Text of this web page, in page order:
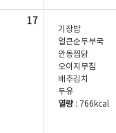
17
기장밥
얼큰순두부국
안동찜닭
오이지무침
배추김치
두유
열량: 766kcal